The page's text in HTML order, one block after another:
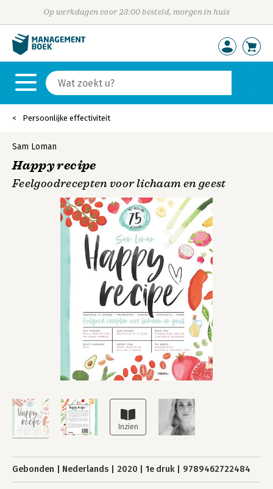
Op werkdagen voor 23:00 besteld, morgen in huis
Persoonlijke effectiviteit
Sam Loman
Happy recipe
Feelgoodrecepten voor lichaam en geest
Gebonden Nederlands 2020 1e druk 9789462722484